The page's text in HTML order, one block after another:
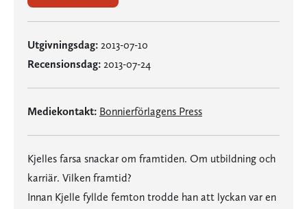
Utgivningsdag: 2013-07-10
Recensionsdag: 2013-07-24
Mediekontakt: Bonnierförlagens Press
Kjelles farsa snackar om framtiden. Om utbildning och
karriär. Vilken framtid?
Innan Kjelle fyllde femton trodde han att lyckan var en